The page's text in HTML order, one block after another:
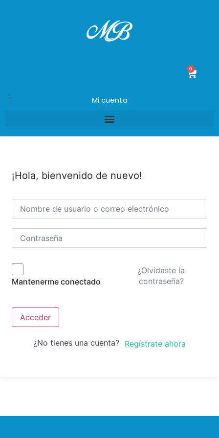
0
Mi cuenta
¡Hola, bienvenido de nuevo!
Mantenerme conectado
¿Olvidaste la
contraseña?
Acceder
¿No tienes una cuenta? Regístrate ahora